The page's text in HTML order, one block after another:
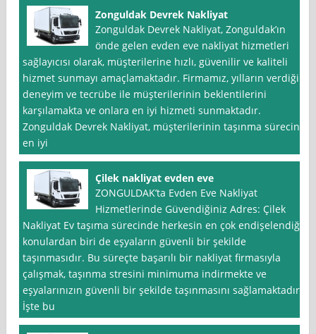
Zonguldak Devrek Nakliyat
Zonguldak Devrek Nakliyat, Zonguldak’ın
önde gelen evden eve nakliyat hizmetleri
sağlayıcısı olarak, müşterilerine hızlı, güvenilir ve kaliteli
hizmet sunmayı amaçlamaktadır. Firmamız, yılların verdiği
deneyim ve tecrübe ile müşterilerinin beklentilerini
karşılamakta ve onlara en iyi hizmeti sunmaktadır.
Zonguldak Devrek Nakliyat, müşterilerinin taşınma sürecini
en iyi
Çilek nakliyat evden eve
ZONGULDAK’ta Evden Eve Nakliyat
Hizmetlerinde Güvendiğiniz Adres: Çilek
Nakliyat Ev taşıma sürecinde herkesin en çok endişelendiği
konulardan biri de eşyaların güvenli bir şekilde
taşınmasıdır. Bu süreçte başarılı bir nakliyat firmasıyla
çalışmak, taşınma stresini minimuma indirmekte ve
eşyalarınızın güvenli bir şekilde taşınmasını sağlamaktadır.
İşte bu